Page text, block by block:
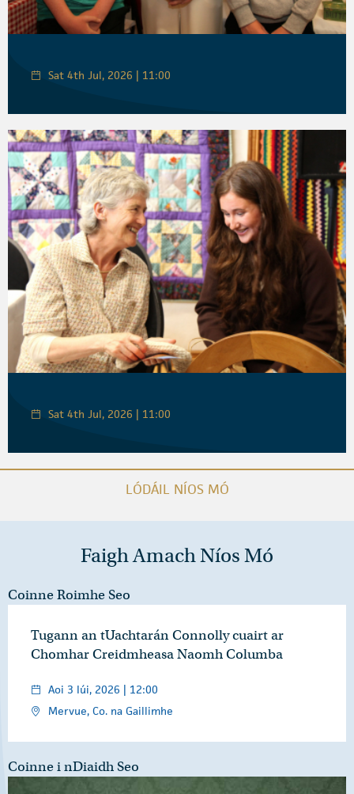
Sat 4th Jul, 2026 | 11:00
Sat 4th Jul, 2026 | 11:00
LÓDÁIL NÍOS MÓ
Faigh Amach Níos Mó
Coinne Roimhe Seo
Tugann an tUachtarán Connolly cuairt ar
Chomhar Creidmheasa Naomh Columba
Aoi 3 Iúi, 2026 | 12:00
Mervue, Co. na Gaillimhe
Coinne i nDiaidh Seo